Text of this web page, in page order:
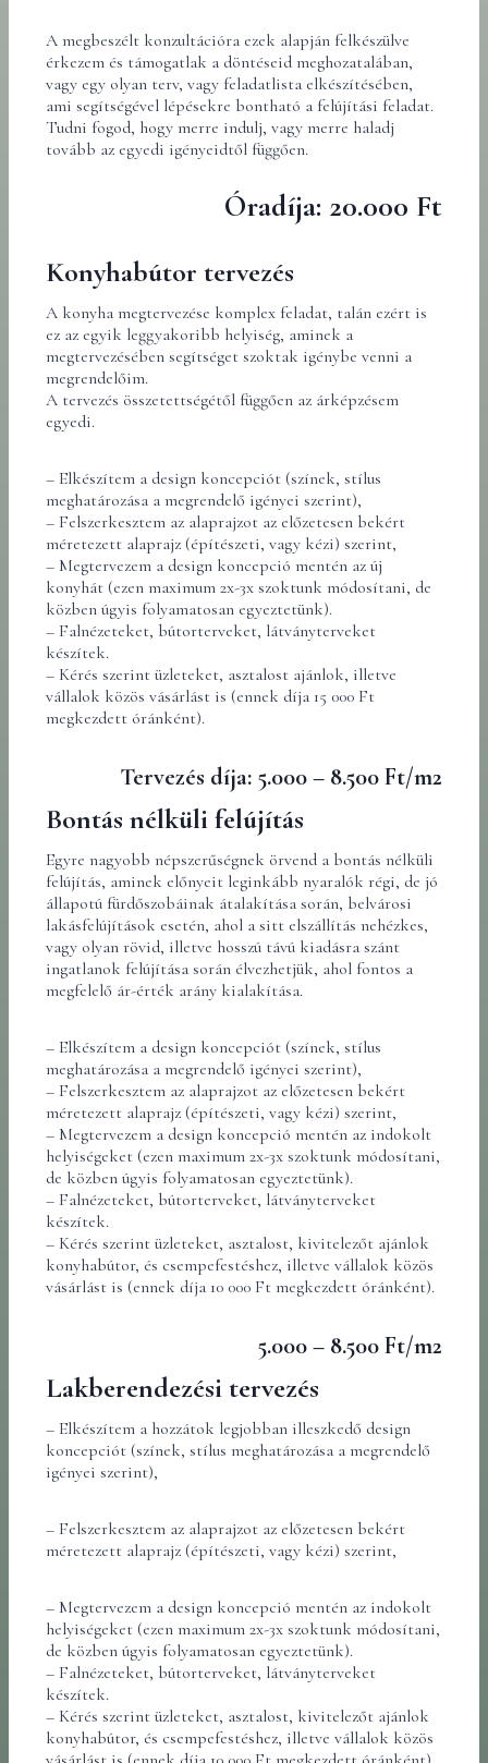
A megbeszélt konzultációra ezek alapján felkészülve
érkezem és támogatlak a döntéseid meghozatalában,
vagy egy olyan terv, vagy feladatlista elkészítésében,
ami segítségével lépésekre bontható a felújítási feladat.
Tudni fogod, hogy merre indulj, vagy merre haladj
tovább az egyedi igényeidtől függően.
Óradíja: 20.000 Ft
Konyhabútor tervezés
A konyha megtervezése komplex feladat, talán ezért is
ez az egyik leggyakoribb helyiség, aminek a
megtervezésében segítséget szoktak igénybe venni a
megrendelőim.
A tervezés összetettségétől függően az árképzésem
egyedi.
– Elkészítem a design koncepciót (színek, stílus
meghatározása a megrendelő igényei szerint),
– Felszerkesztem az alaprajzot az előzetesen bekért
méretezett alaprajz (építészeti, vagy kézi) szerint,
– Megtervezem a design koncepció mentén az új
konyhát (ezen maximum 2x-3x szoktunk módosítani, de
közben úgyis folyamatosan egyeztetünk).
– Falnézeteket, bútorterveket, látványterveket
készítek.
– Kérés szerint üzleteket, asztalost ajánlok, illetve
vállalok közös vásárlást is (ennek díja 15 000 Ft
megkezdett óránként).
Tervezés díja: 5.000 – 8.500 Ft/m2
Bontás nélküli felújítás
Egyre nagyobb népszerűségnek örvend a bontás nélküli
felújítás, aminek előnyeit leginkább nyaralók régi, de jó
állapotú fürdőszobáinak átalakítása során, belvárosi
lakásfelújítások esetén, ahol a sitt elszállítás nehézkes,
vagy olyan rövid, illetve hosszú távú kiadásra szánt
ingatlanok felújítása során élvezhetjük, ahol fontos a
megfelelő ár-érték arány kialakítása.
– Elkészítem a design koncepciót (színek, stílus
meghatározása a megrendelő igényei szerint),
– Felszerkesztem az alaprajzot az előzetesen bekért
méretezett alaprajz (építészeti, vagy kézi) szerint,
– Megtervezem a design koncepció mentén az indokolt
helyiségeket (ezen maximum 2x-3x szoktunk módosítani,
de közben úgyis folyamatosan egyeztetünk).
– Falnézeteket, bútorterveket, látványterveket
készítek.
– Kérés szerint üzleteket, asztalost, kivitelezőt ajánlok
konyhabútor, és csempefestéshez, illetve vállalok közös
vásárlást is (ennek díja 10 000 Ft megkezdett óránként).
5.000 – 8.500 Ft/m2
Lakberendezési tervezés
– Elkészítem a hozzátok legjobban illeszkedő design
koncepciót (színek, stílus meghatározása a megrendelő
igényei szerint),
– Felszerkesztem az alaprajzot az előzetesen bekért
méretezett alaprajz (építészeti, vagy kézi) szerint,
– Megtervezem a design koncepció mentén az indokolt
helyiségeket (ezen maximum 2x-3x szoktunk módosítani,
de közben úgyis folyamatosan egyeztetünk).
– Falnézeteket, bútorterveket, látványterveket
készítek.
– Kérés szerint üzleteket, asztalost, kivitelezőt ajánlok
konyhabútor, és csempefestéshez, illetve vállalok közös